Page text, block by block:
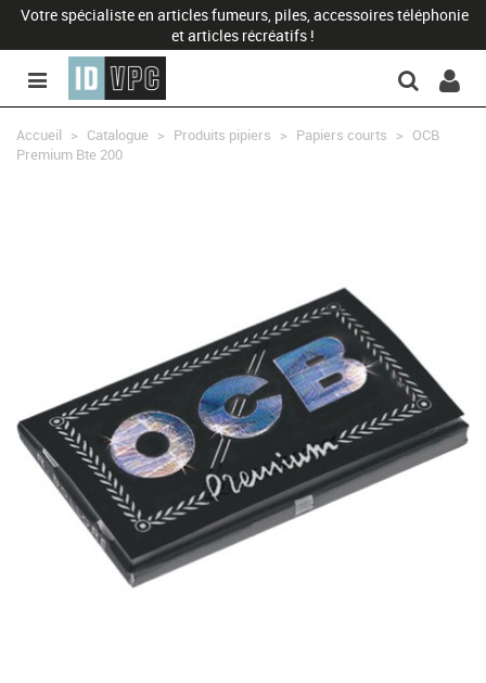
Votre spécialiste en articles fumeurs, piles, accessoires téléphonie
et articles récréatifs !
Accueil > Catalogue > Produits pipiers > Papiers courts > OCB
Premium Bte 200